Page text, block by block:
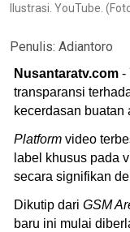
Ilustrasi. YouTube.
Penulis: Adiantoro
Nusantaratv.com -
transparansi
kecerdasan buatan
Platform video
label khusus pada
secara signifikan
Dikutip dari GSM
baru ini mulai